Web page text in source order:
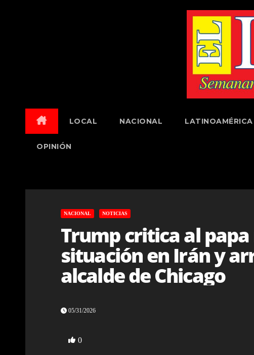
LOCAL NACIONAL LATINOAMÉRICA
OPINIÓN
NACIONAL NOTICIAS
Trump critica al
situación en Irán y
alcalde de Chicago
05/31/2026
0